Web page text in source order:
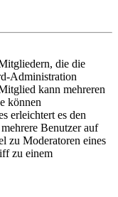
die die
Administration
kann mehreren
können
erleichtert es den
Benutzer auf
zu Moderatoren eines
zu einem